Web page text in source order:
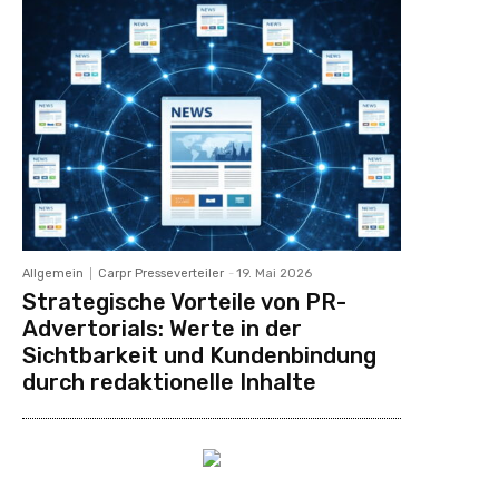
Allgemein Carpr Presseverteiler - 19. Mai 2026
Strategische Vorteile von PR-
Advertorials: Werte in der
Sichtbarkeit und Kundenbindung
durch redaktionelle Inhalte